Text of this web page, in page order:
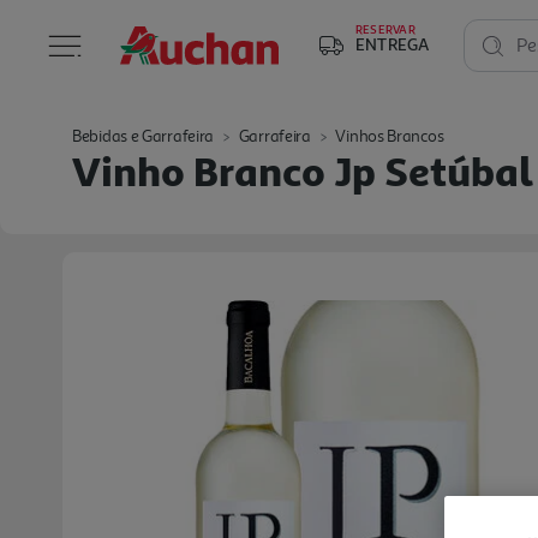
RESERVAR
ENTREGA
Bebidas e Garrafeira Garrafeira Vinhos Brancos
Vinho Branco Jp